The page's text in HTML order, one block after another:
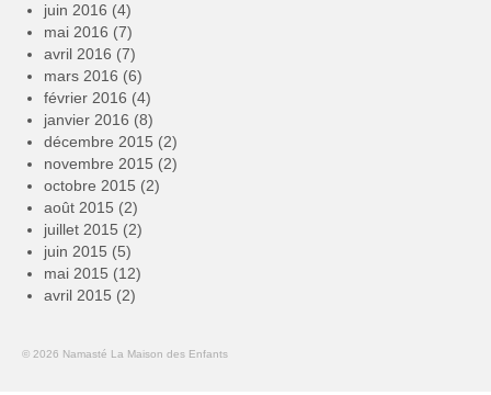
juin 2016 (4)
mai 2016 (7)
avril 2016 (7)
mars 2016 (6)
février 2016 (4)
janvier 2016 (8)
décembre 2015 (2)
novembre 2015 (2)
octobre 2015 (2)
août 2015 (2)
juillet 2015 (2)
juin 2015 (5)
mai 2015 (12)
avril 2015 (2)
© 2026 Namasté La Maison des Enfants